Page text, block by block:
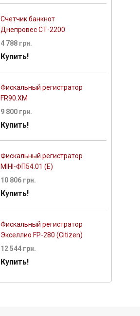
Счетчик банкнот
Днепровес СТ-2200
4 788 грн.
Купить!
Фискальный регистратор
FR90.XM
9 800 грн.
Купить!
Фискальный регистратор
МІНІ-ФП54.01 (E)
10 806 грн.
Купить!
Фискальный регистратор
Экселлио FP-280 (Citizen)
12 544 грн.
Купить!